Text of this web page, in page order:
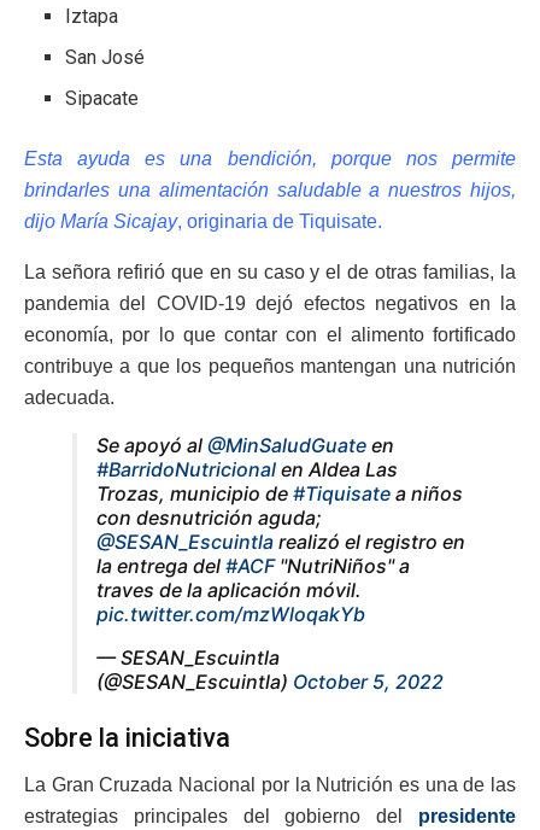
Iztapa
San José
Sipacate
Esta ayuda es una bendición, porque nos permite
brindarles una alimentación saludable a nuestros hijos,
dijo María Sicajay, originaria de Tiquisate.
La señora refirió que en su caso y el de otras familias, la
pandemia del COVID-19 dejó efectos negativos en la
economía, por lo que contar con el alimento fortificado
contribuye a que los pequeños mantengan una nutrición
adecuada.
Se apoyó al @MinSaludGuate en
#BarridoNutricional en Aldea Las
Trozas, municipio de #Tiquisate a niños
con desnutrición aguda;
@SESAN_Escuintla realizó el registro en
la entrega del #ACF"NutriNiños" a
traves de la aplicación móvil.
pic.twitter.com/mzWloqakYb
— SESAN_Escuintla
(@SESAN_Escuintla) October 5, 2022
Sobre la iniciativa
La Gran Cruzada Nacional por la Nutrición es una de las
estrategias principales del gobierno del presidente